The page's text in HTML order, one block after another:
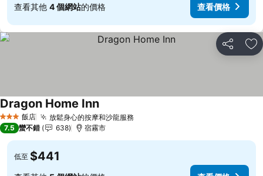
查看其他 4 個網站的價格 查看價格
分享 加
3 星級 飯店 放鬆身心的按摩和沙龍服務
Dragon Home Inn查看價格
7.5 蠻不錯 638 宿霧市
低至 $441